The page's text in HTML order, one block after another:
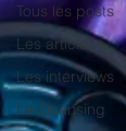
Tous les posts
Les articles
Les interviews
Le Licensing